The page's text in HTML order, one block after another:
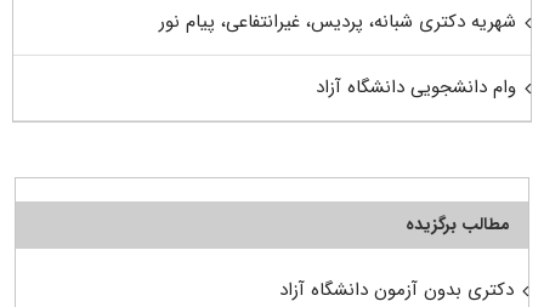
شهریه دکتری شبانه، پردیس، غیرانتفاعی، پیام نور
وام دانشجویی دانشگاه آزاد
مطالب برگزیده
دکتری بدون آزمون دانشگاه آزاد